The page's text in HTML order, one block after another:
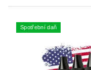
Spotřební daň